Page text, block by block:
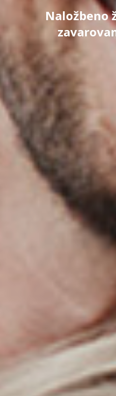
Naložbeno